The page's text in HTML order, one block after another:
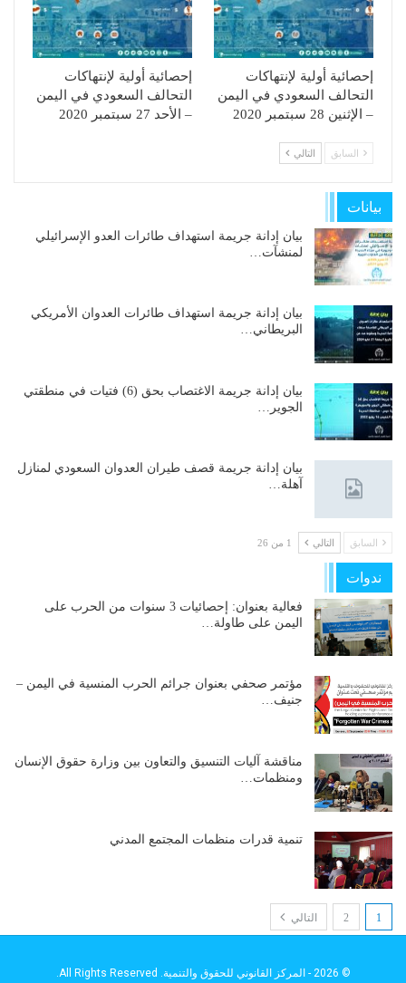
إحصائية أولية لإنتهاكات
التحالف السعودي في اليمن
– الإثنين 28 سبتمبر 2020
إحصائية أولية لإنتهاكات
التحالف السعودي في اليمن
– الأحد 27 سبتمبر 2020
السابق التالي
بيانات
بيان إدانة جريمة استهداف طائرات العدو الإسرائيلي
لمنشآت…
بيان إدانة جريمة استهداف طائرات العدوان الأمريكي
البريطاني…
بيان إدانة جريمة الاغتصاب بحق (6) فتيات في منطقتي
الجوير…
بيان إدانة جريمة قصف طيران العدوان السعودي لمنازل
آهلة…
السابق التالي 1 من 26
ندوات
فعالية بعنوان: إحصائيات 3 سنوات من الحرب على
اليمن على طاولة…
مؤتمر صحفي بعنوان جرائم الحرب المنسية في اليمن –
جنيف…
مناقشة آليات التنسيق والتعاون بين وزارة حقوق الإنسان
ومنظمات…
تنمية قدرات منظمات المجتمع المدني
1
2 التالي
© 2026 - المركز القانوني للحقوق والتنمية. All Rights Reserved.